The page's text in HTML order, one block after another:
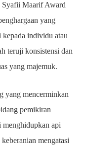
Syafii Maarif Award
yang
kepada individu atau
teruji konsistensi dan
yang majemuk.
yang mencerminkan
pemikiran
menghidupkan api
mengatasi